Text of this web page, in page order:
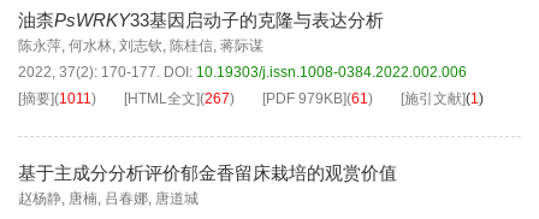
油柰PsWRKY33基因启动子的克隆与表达分析
陈永萍, 何水林, 刘志钦, 陈桂信, 蒋际谋
2022, 37(2): 170-177. DOI: 10.19303/j.issn.1008-0384.2022.002.006
[摘要](1011) [HTML全文](267) [PDF 979KB](61) [施引文献](1)
基于主成分分析评价郁金香留床栽培的观赏价值
赵杨静, 唐楠, 吕春娜, 唐道城